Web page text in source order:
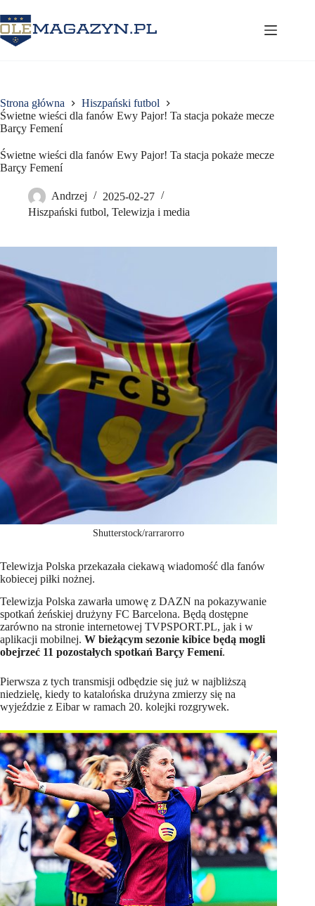
do
treści
Strona główna
Hiszpański futbol
Świetne wieści dla fanów Ewy Pajor! Ta stacja pokaże mecze
Barçy Femení
Świetne wieści dla fanów Ewy Pajor! Ta stacja pokaże mecze
Barçy Femení
Andrzej
2025-02-27
Hiszpański futbol, Telewizja i media
Shutterstock/rarrarorro
Telewizja Polska przekazała ciekawą wiadomość dla fanów
kobiecej piłki nożnej.
Telewizja Polska zawarła umowę z DAZN na pokazywanie
spotkań żeńskiej drużyny FC Barcelona. Będą dostępne
zarówno na stronie internetowej TVPSPORT.PL, jak i w
aplikacji mobilnej. W bieżącym sezonie kibice będą mogli
obejrzeć 11 pozostałych spotkań Barçy Femení.
Pierwsza z tych transmisji odbędzie się już w najbliższą
niedzielę, kiedy to katalońska drużyna zmierzy się na
wyjeździe z Eibar w ramach 20. kolejki rozgrywek.